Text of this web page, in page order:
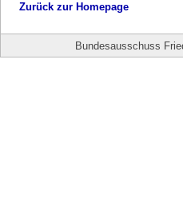
Zurück zur Homepage
Bundesausschuss